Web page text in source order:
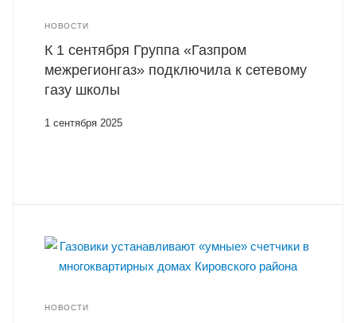
НОВОСТИ
К 1 сентября Группа «Газпром
межрегионгаз» подключила к сетевому
газу школы
1 сентября 2025
НОВОСТИ